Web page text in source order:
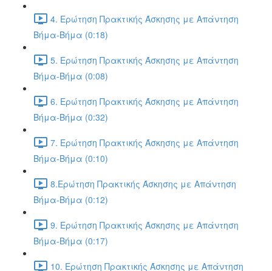
4. Ερώτηση Πρακτικής Άσκησης με Απάντηση
Βήμα-Βήμα (0:18)
5. Ερώτηση Πρακτικής Άσκησης με Απάντηση
Βήμα-Βήμα (0:08)
6. Ερώτηση Πρακτικής Άσκησης με Απάντηση
Βήμα-Βήμα (0:32)
7. Ερώτηση Πρακτικής Άσκησης με Απάντηση
Βήμα-Βήμα (0:10)
8.Ερώτηση Πρακτικής Άσκησης με Απάντηση
Βήμα-Βήμα (0:12)
9. Ερώτηση Πρακτικής Άσκησης με Απάντηση
Βήμα-Βήμα (0:17)
10. Ερώτηση Πρακτικής Άσκησης με Απάντηση